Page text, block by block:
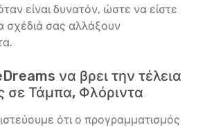
είναι δυνατόν, ώστε να είστε
σχέδιά σας αλλάξουν
να βρει την τέλεια
σε Τάμπα, Φλόριντα
ότι ο προγραμματισμός